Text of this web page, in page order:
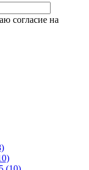
согласие на